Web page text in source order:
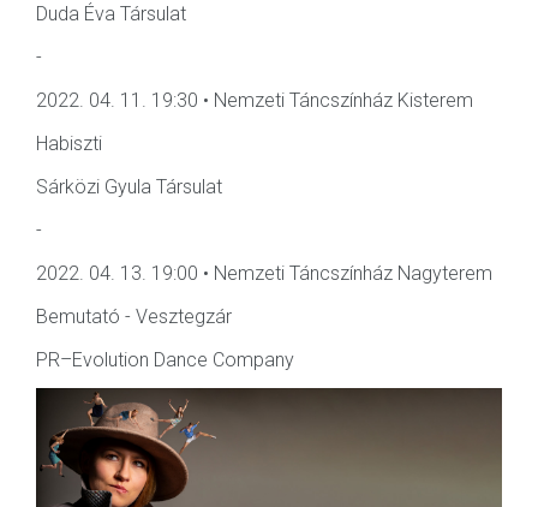
Duda Éva Társulat
-
2022. 04. 11. 19:30 • Nemzeti Táncszínház Kisterem
Habiszti
Sárközi Gyula Társulat
-
2022. 04. 13. 19:00 • Nemzeti Táncszínház Nagyterem
Bemutató - Vesztegzár
PR–Evolution Dance Company